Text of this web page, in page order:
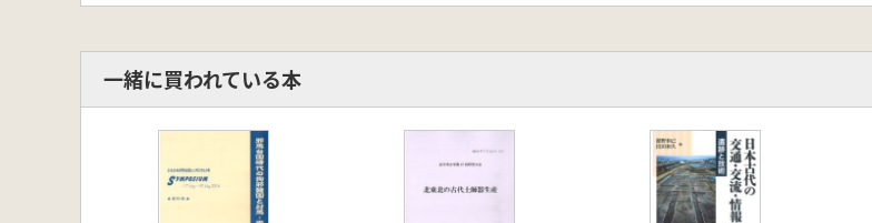
第4章 調査成果 憤 丘
第6章 出土遺物
第7章 自然科学分析
2都塚古墳の石棺付簪赤色顔料分析
3都塚古墳の地震痕跡について
4墳丘の物性特性及ぴ力学特性
一緒に買われている本